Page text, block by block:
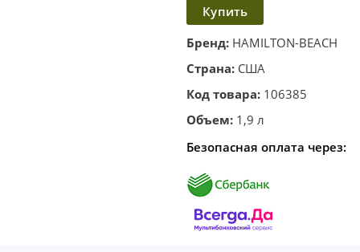
в
корзину
Купить
в один
клик
Бренд: HAMILTON-BEACH
Страна: США
Код товара: 106385
Объем: 1,9 л
Безопасная оплата через: